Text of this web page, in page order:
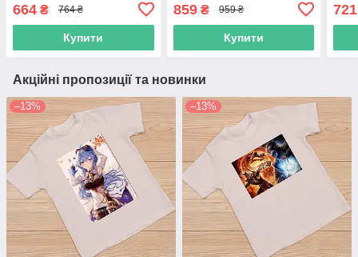
Фушигуро Кугісакі Ітадорі"
Push IT
664 ₴ 764 ₴
Купити
шикігамі Fushiguro
Фушигуро Тоджі" Push IT
859₴ 959 ₴
Купити
721
Акційні пропозиції та новинки
–13% –13%